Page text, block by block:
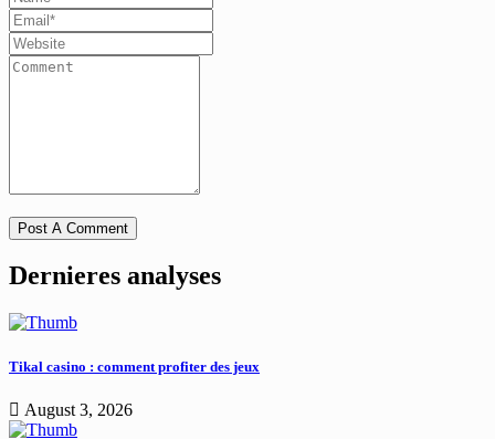
Dernieres analyses
Tikal casino : comment profiter des jeux
August 3, 2026